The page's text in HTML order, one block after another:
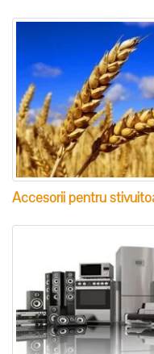
Accesorii pentru